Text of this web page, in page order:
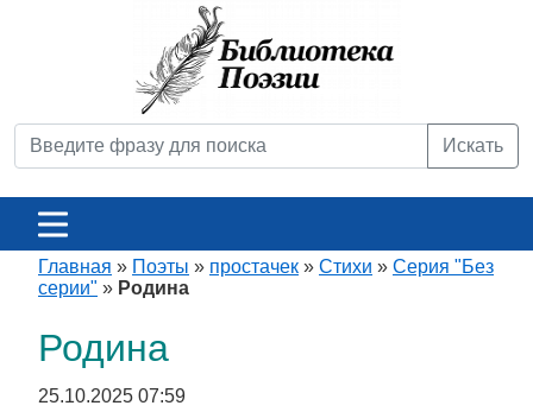
Искать
Главная » Поэты » простачек » Стихи » Серия "Без
серии" » Родина
Родина
25.10.2025 07:59